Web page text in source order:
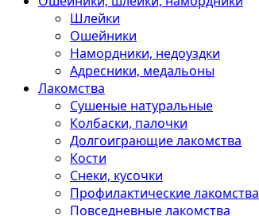
Шлейки
Ошейники
Намордники, недоуздки
Адресники, медальоны
Лакомства
Сушеные натуральные
Колбаски, палочки
Долгоиграющие лакомства
Кости
Снеки, кусочки
Профилактические лакомства
Повседневные лакомства